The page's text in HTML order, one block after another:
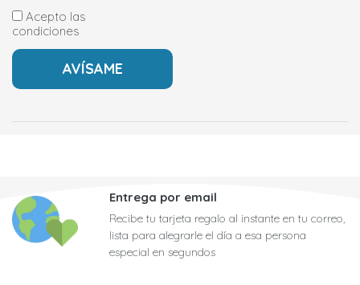
Acepto las
condiciones
Entrega por email
Recibe tu tarjeta regalo al instante en tu correo,
lista para alegrarle el día a esa persona
especial en segundos